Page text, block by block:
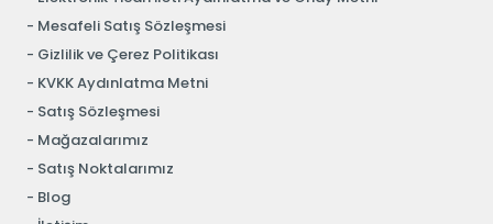
Mesafeli Satış Sözleşmesi
Gizlilik ve Çerez Politikası
KVKK Aydınlatma Metni
Satış Sözleşmesi
Mağazalarımız
Satış Noktalarımız
Blog